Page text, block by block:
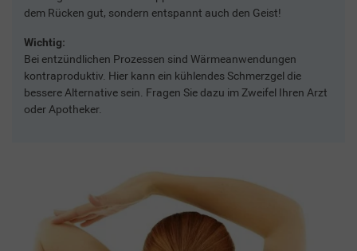
dem Rücken gut, sondern entspannt auch den Geist!
Wichtig:
Bei entzündlichen Prozessen sind Wärmeanwendungen
kontraproduktiv. Hier kann ein kühlendes Schmerzgel die
bessere Alternative sein. Fragen Sie dazu im Zweifel Ihren Arzt
oder Apotheker.